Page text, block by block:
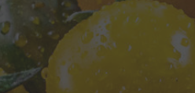
e verdura